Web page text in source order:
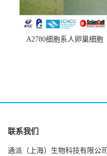
A2780细胞系人卵巢细胞
联系我们
通派（上海）生物科技有限公司